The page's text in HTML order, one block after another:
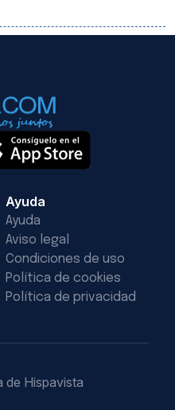
Ayuda
Ayuda
Aviso legal
Condiciones de uso
Política de cookies
Política de privacidad
de Hispavista